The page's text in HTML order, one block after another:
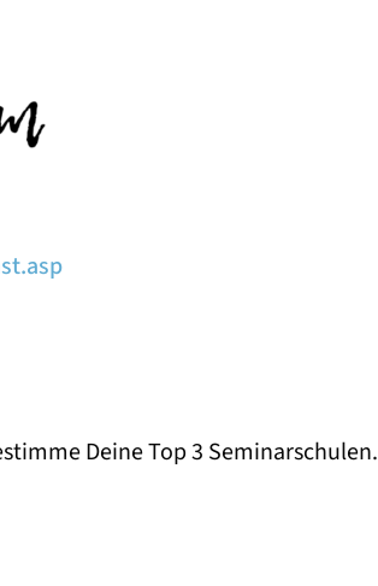
Deine Top 3 Seminarschulen.